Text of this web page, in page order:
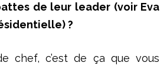
de leur leader (voir Eva
?
chef, c’est de ça que vous